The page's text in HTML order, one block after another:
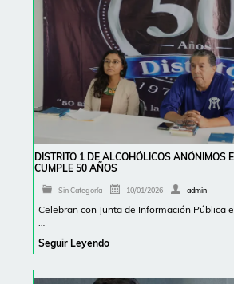
DISTRITO 1 DE ALCOHÓLICOS ANÓNIMOS
CUMPLE 50 AÑOS
Sin Categoría 10/01/2026 admin
Celebran con Junta de Información Pública
…
Seguir Leyendo